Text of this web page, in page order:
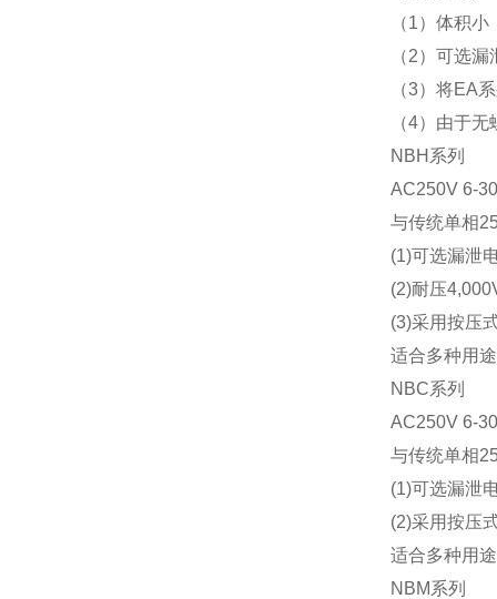
（1）体积小
（2）可选漏
（3）将EA
（4）由于
NBH系列
AC250V 6-
与传统单相
(1)可选漏泄
(2)耐压
(3)采用按压
适合多种用
NBC系列
AC250V 6-
与传统单相
(1)可选漏泄
(2)采用按压
适合多种用
NBM系列